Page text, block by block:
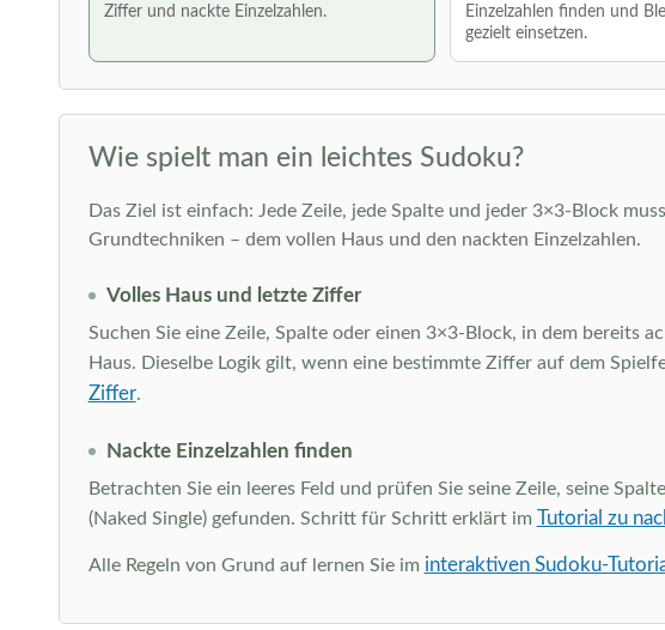
Ziffer und nackte Einzelzahlen.
Einzelzahlen finden und
gezielt einsetzen.
Wie spielt man ein leichtes Sudoku?
Das Ziel ist einfach: Jede Zeile, jede Spalte und jeder 3×3-Block
Grundtechniken – dem vollen Haus und den nackten Einzelzahlen.
Volles Haus und letzte Ziffer
Suchen Sie eine Zeile, Spalte oder einen 3×3-Block, in dem bereits
Haus. Dieselbe Logik gilt, wenn eine bestimmte Ziffer auf dem
Ziffer.
Nackte Einzelzahlen finden
Betrachten Sie ein leeres Feld und prüfen Sie seine Zeile, seine
(Naked Single) gefunden. Schritt für Schritt erklärt im Tutorial zu
Alle Regeln von Grund auf lernen Sie im interaktiven Sudoku-